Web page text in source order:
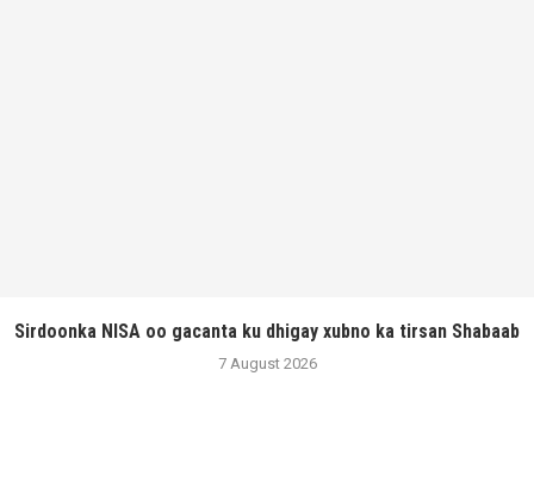
Sirdoonka NISA oo gacanta ku dhigay xubno ka tirsan Shabaab
7 August 2026